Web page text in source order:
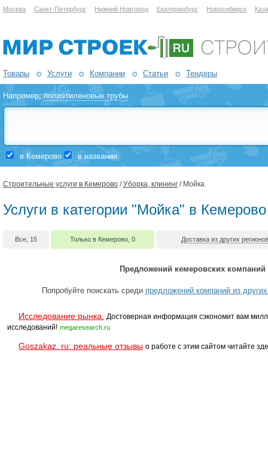
Москва Санкт-Петербург Нижний Новгород Екатеринбург Новосибирск
Товары Услуги Компании Статьи Тендеры
Например,полиэтиленовые трубы
в Кемерово в названии
Строительные услуги в Кемерово /Уборка, клининг / Мойка
Услуги в категории "Мойка" в Кемерово
Все, 15 Только в Кемерово, 0 Доставка из других
Предложений кемеровских компаний
Попробуйте поискать среди предложений компаний из
Исследование рынка.
Достоверная информация сэкономит вам
исследований! megaresearch.ru
Goszakaz. ru: реальные отзывы о работе с этим сайтом читайте